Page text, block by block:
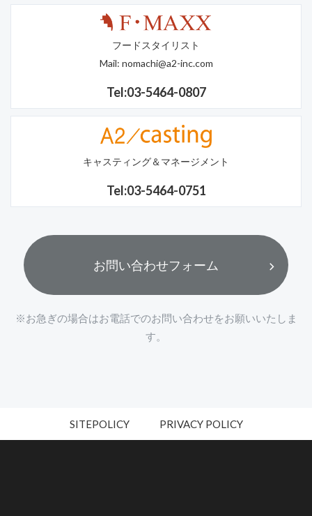
フードスタイリスト
Mail: nomachi@a2-inc.com
Tel:03-5464-0807
キャスティング＆マネージメント
Tel:03-5464-0751
お問い合わせフォーム
※お急ぎの場合はお電話でのお問い合わせをお願いいたしま
す。
SITEPOLICY PRIVACY POLICY